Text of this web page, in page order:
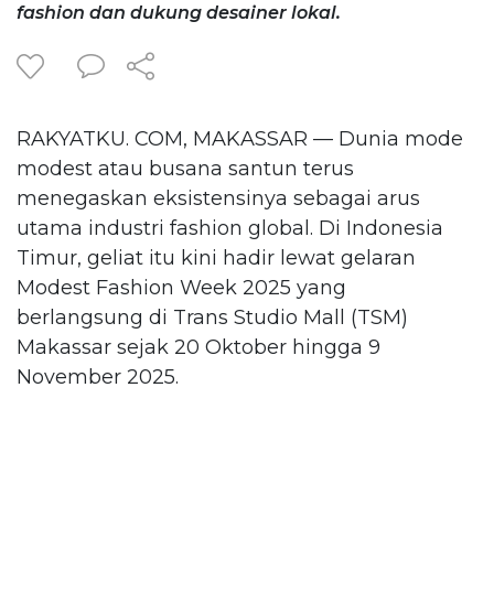
fashion dan dukung desainer lokal.
RAKYATKU. COM, MAKASSAR — Dunia mode
modest atau busana santun terus
menegaskan eksistensinya sebagai arus
utama industri fashion global. Di Indonesia
Timur, geliat itu kini hadir lewat gelaran
Modest Fashion Week 2025 yang
berlangsung di Trans Studio Mall (TSM)
Makassar sejak 20 Oktober hingga 9
November 2025.